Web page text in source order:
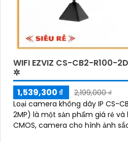
WIFI EZVIZ CS-CB2-R100-
✲
1,539,300 ₫
2,199,000 ₫
Loại camera không dây IP CS-
2MP) là một sản phẩm giá rẻ và hiệu quả.
CMOS, camera cho hình ảnh